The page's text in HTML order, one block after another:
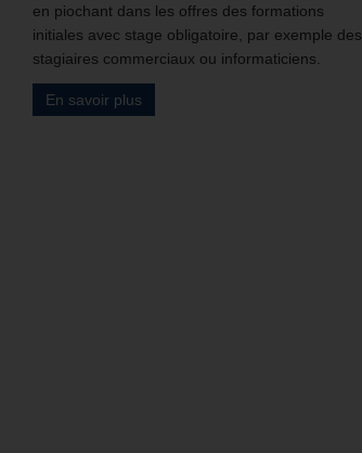
en piochant dans les offres des formations
initiales avec stage obligatoire, par exemple des
stagiaires commerciaux ou informaticiens.
En savoir plus